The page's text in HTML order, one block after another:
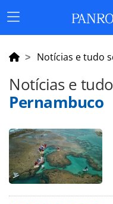
Menu
Principal
Notícias e tudo
Notícias e
Pernambuco